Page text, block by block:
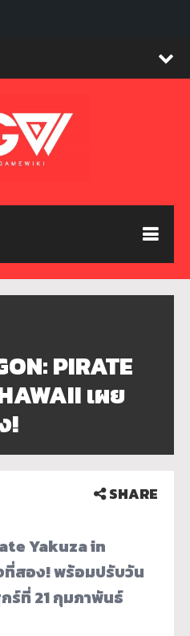
PIRATE
เผย
!
SHARE
Yakuza in
ที่สอง! พร้อมปรับวัน
ร์ที่ 21 กุมภาพันธ์